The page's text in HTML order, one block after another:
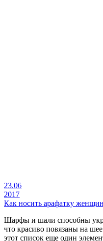
23.06
2017
Как носить арафатку
Шарфы и шали способны
что красиво повязаны на
этот список еще один